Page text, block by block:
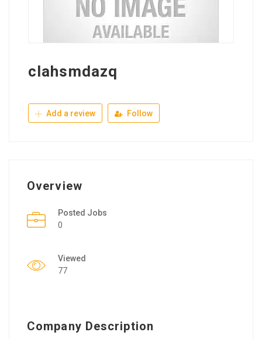
clahsmdazq
Add a review Follow
Overview
Posted Jobs
0
Viewed
77
Company Description